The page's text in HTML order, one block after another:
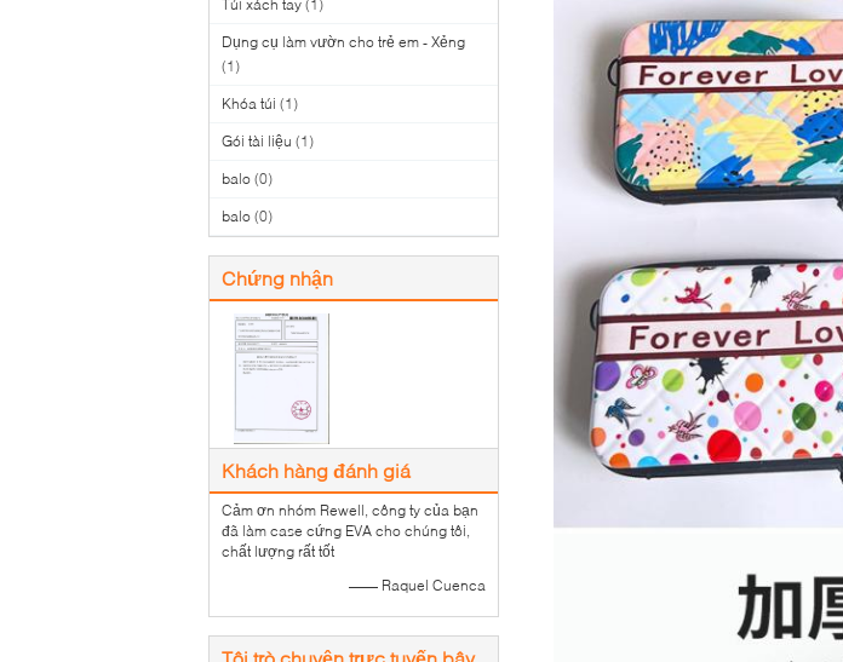
Túi xách tay (1)
Dụng cụ làm vườn cho trẻ em - Xẻng
(1)
Khóa túi (1)
Gói tài liệu (1)
balo (0)
balo (0)
Chứng nhận
Khách hàng đánh giá
Cảm ơn nhóm Rewell, công ty của bạn
đã làm case cứng EVA cho chúng tôi,
chất lượng rất tốt
—— Raquel Cuenca